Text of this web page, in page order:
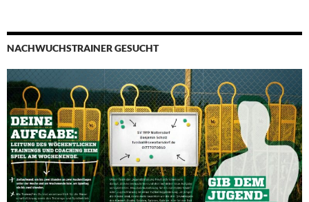
NACHWUCHSTRAINER GESUCHT